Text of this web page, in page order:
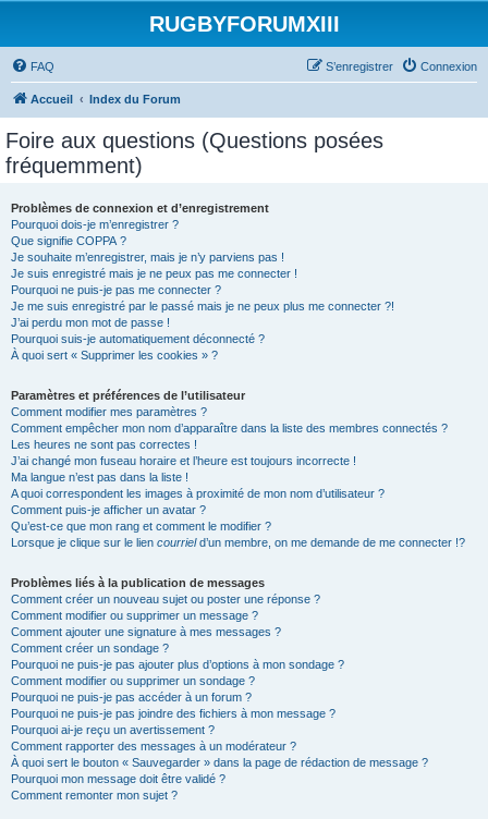
RUGBYFORUMXIII
FAQ Connexion
S’enregistrer
Accueil Index du Forum
Foire aux questions (Questions posées
fréquemment)
Problèmes de connexion et d’enregistrement
Pourquoi dois-je m’enregistrer ?
Que signifie COPPA ?
Je souhaite m’enregistrer, mais je n’y parviens pas !
Je suis enregistré mais je ne peux pas me connecter !
Pourquoi ne puis-je pas me connecter ?
Je me suis enregistré par le passé mais je ne peux plus me connecter ?!
J’ai perdu mon mot de passe !
Pourquoi suis-je automatiquement déconnecté ?
À quoi sert « Supprimer les cookies » ?
Paramètres et préférences de l’utilisateur
Comment modifier mes paramètres ?
Comment empêcher mon nom d’apparaître dans la liste des membres connectés ?
Les heures ne sont pas correctes !
J’ai changé mon fuseau horaire et l’heure est toujours incorrecte !
Ma langue n’est pas dans la liste !
A quoi correspondent les images à proximité de mon nom d’utilisateur ?
Comment puis-je afficher un avatar ?
Qu’est-ce que mon rang et comment le modifier ?
Lorsque je clique sur le lien courrield’un membre, on me demande de me connecter !?
Problèmes liés à la publication de messages
Comment créer un nouveau sujet ou poster une réponse ?
Comment modifier ou supprimer un message ?
Comment ajouter une signature à mes messages ?
Comment créer un sondage ?
Pourquoi ne puis-je pas ajouter plus d’options à mon sondage ?
Comment modifier ou supprimer un sondage ?
Pourquoi ne puis-je pas accéder à un forum ?
Pourquoi ne puis-je pas joindre des fichiers à mon message ?
Pourquoi ai-je reçu un avertissement ?
Comment rapporter des messages à un modérateur ?
À quoi sert le bouton « Sauvegarder » dans la page de rédaction de message ?
Pourquoi mon message doit être validé ?
Comment remonter mon sujet ?